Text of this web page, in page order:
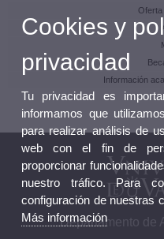
Información
Departamento de
Cookies y
privacidad
Tu privacidad es
informamos que
para realizar análisis de
web con el fin de
proporcionar
nuestro tráfico. Para
configuración de nuestras
Más información